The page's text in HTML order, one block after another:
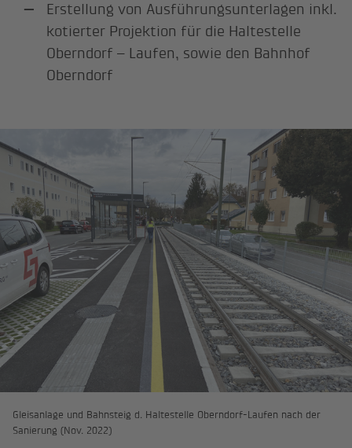
Erstellung von Ausführungsunterlagen inkl.
kotierter Projektion für die Haltestelle
Oberndorf – Laufen, sowie den Bahnhof
Oberndorf
Gleisanlage und Bahnsteig d. Haltestelle Oberndorf-Laufen nach der
Sanierung (Nov. 2022)